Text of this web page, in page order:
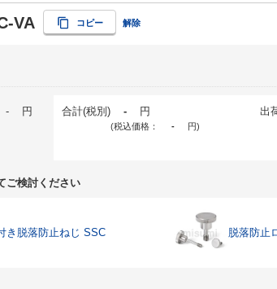
VA コピー 解除
- 円 合計(税別) - 円
(税込価格： - 円)
出
ご検討ください
き脱落防止ねじ SSC 脱落防止